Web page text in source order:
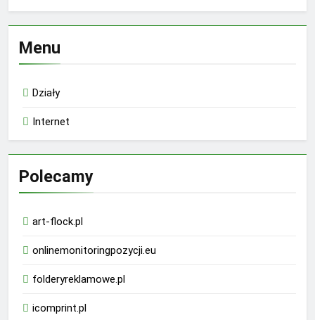
Menu
Działy
Internet
Polecamy
art-flock.pl
onlinemonitoringpozycji.eu
folderyreklamowe.pl
icomprint.pl